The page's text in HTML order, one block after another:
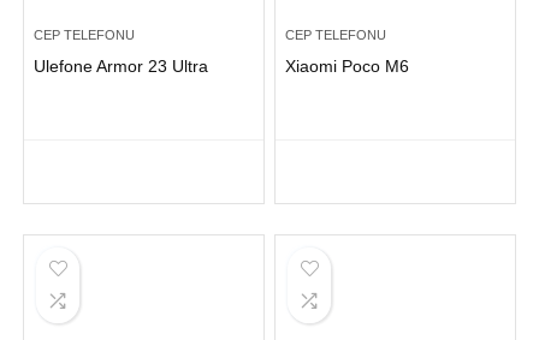
CEP TELEFONU
Ulefone Armor 23 Ultra
CEP TELEFONU
Xiaomi Poco M6